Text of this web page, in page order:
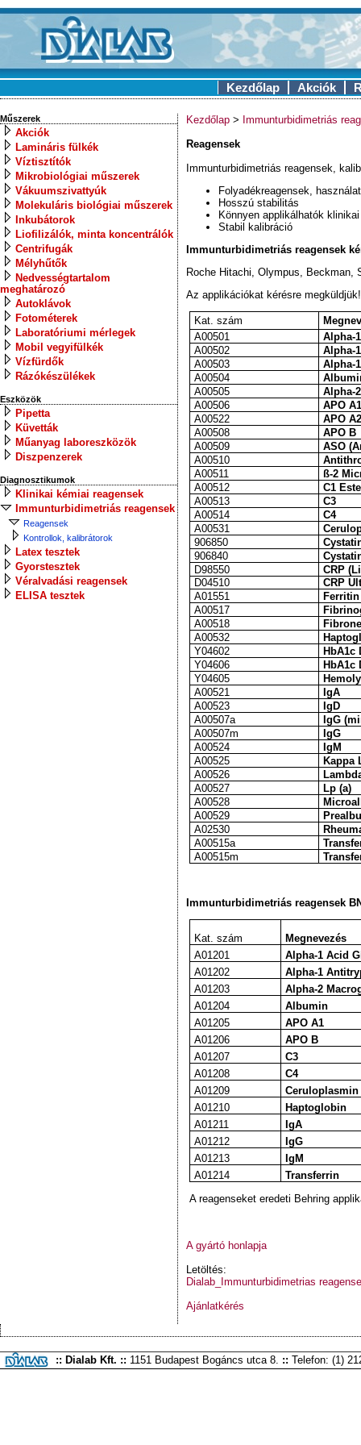
Kezdőlap Akciók
Műszerek
Akciók
Lamináris fülkék
Víztisztítók
Mikrobiológiai műszerek
Vákuumszivattyúk
Molekuláris biológiai műszerek
Inkubátorok
Liofilizálók, minta koncentrálók
Centrifugák
Mélyhűtők
Nedvességtartalom
meghatározó
Autoklávok
Fotométerek
Laboratóriumi mérlegek
Mobil vegyifülkék
Vízfürdők
Rázókészülékek
Eszközök
Pipetta
Küvetták
Műanyag laboreszközök
Diszpenzerek
Diagnosztikumok
Klinikai kémiai reagensek
Immunturbidimetriás reagensek
Reagensek
Kontrollok, kalibrátorok
Latex tesztek
Gyorstesztek
Véralvadási reagensek
ELISA tesztek
Kezdőlap > Immunturbidimetriás
Reagensek
Immunturbidimetriás reagensek,
Folyadékreagensek,
Hosszú stabilitás
Könnyen applikálhatók
Stabil kalibráció
Immunturbidimetriás reagensek
Roche Hitachi, Olympus, Beckman,
Az applikációkat kérésre megküldjük!
Kat. szám
A00501
Alpha-
A00502
Alpha-
A00503
Alpha-
A00504
A00505
Alpha-
A00506
APO A1
A00522
APO A2
A00508
APO B
A00509
ASO
A00510
A00511
ß-2
A00512
C1
A00513
C3
A00514
C4
A00531
906850
906840
D98550
CRP
D04510
CRP
A01551
Ferritin
A00517
A00518
A00532
Y04602
HbA1c
Y04606
HbA1c
Y04605
A00521
IgA
A00523
IgD
A00507a
IgG
A00507m
IgG
A00524
IgM
A00525
Kappa
A00526
A00527
Lp (a)
A00528
A00529
A02530
A00515a
A00515m
Immunturbidimetriás reagensek
Kat. szám
Megnevezés
A01201
Alpha-1 Acid
A01202
Alpha-1
A01203
Alpha-2
A01204
Albumin
A01205
APO A1
A01206
APO B
A01207
C3
A01208
C4
A01209
Ceruloplasmin
A01210
Haptoglobin
A01211
IgA
A01212
IgG
A01213
IgM
A01214
Transferrin
A reagenseket eredeti Behring
A gyártó honlapja
Letöltés:
Dialab_Immunturbidimetrias
Ajánlatkérés
:: Dialab Kft. :: 1151 Budapest Bogáncs utca 8. :: Telefon: (1)